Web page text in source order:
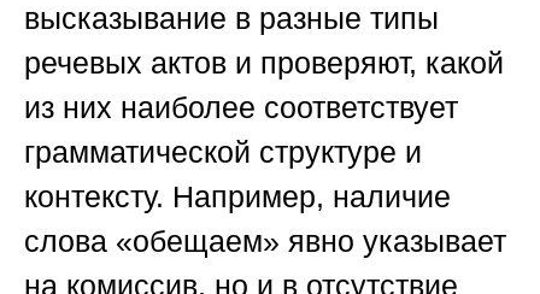
высказывание в разные типы
речевых актов и проверяют, какой
из них наиболее соответствует
грамматической структуре и
контексту. Например, наличие
слова «обещаем» явно указывает
на комиссив, но и в отсутствие